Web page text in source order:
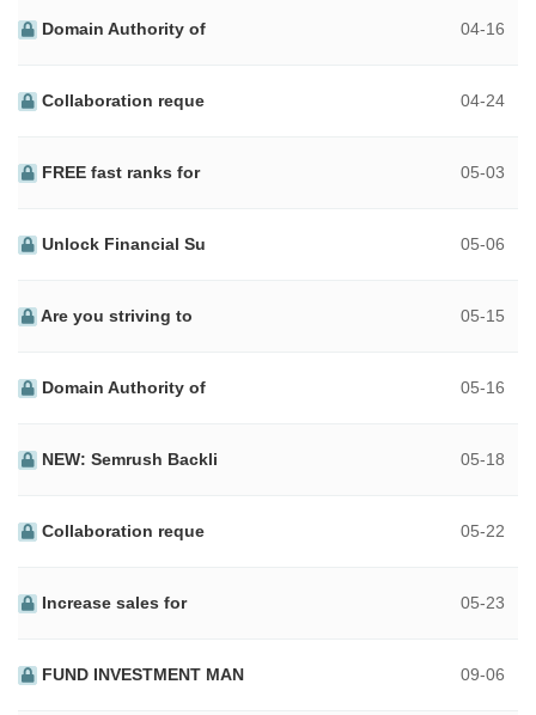
Domain Authority of 04-16
Collaboration reque 04-24
FREE fast ranks for 05-03
Unlock Financial Su 05-06
Are you striving to 05-15
Domain Authority of 05-16
NEW: Semrush Backli 05-18
Collaboration reque 05-22
Increase sales for 05-23
FUND INVESTMENT MAN 09-06